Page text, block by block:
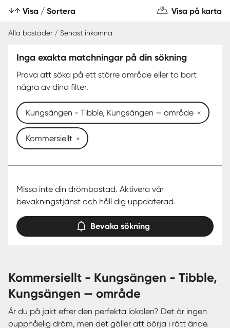
Visa / Sortera Visa på karta
Alla bostäder / Senast inkomna
Inga exakta matchningar på din sökning
Prova att söka på ett större område eller ta bort
några av dina filter.
Kungsängen - Tibble, Kungsängen — område
Kommersiellt
Missa inte din drömbostad. Aktivera vår
bevakningstjänst och håll dig uppdaterad.
Bevaka sökning
kommersiellt - Kungsängen - Tibble,
Kungsängen — område
Är du på jakt efter den perfekta lokalen? Det är ingen
ouppnåelig dröm, men det gäller att börja i rätt ände.